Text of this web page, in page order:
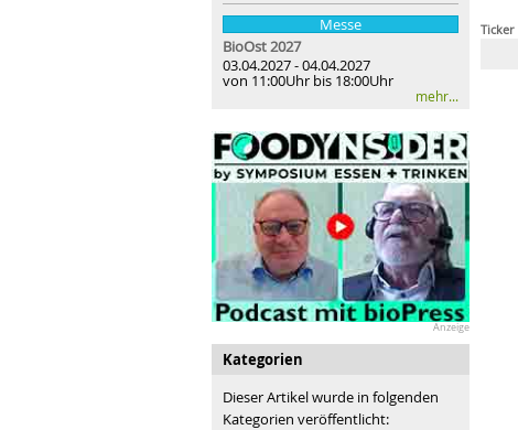
Messe
BioOst2027
03.04.2027 - 04.04.2027
von 11:00Uhr bis 18:00Uhr
mehr...
Anzeige
Kategorien
Dieser Artikel wurde in folgenden
Kategorien veröffentlicht:
Ticker